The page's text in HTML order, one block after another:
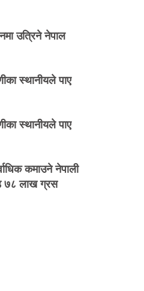
उत्रिने नेपाल
स्थानीयले पाए
स्थानीयले पाए
कमाउने नेपाली
७८ लाख ग्रस